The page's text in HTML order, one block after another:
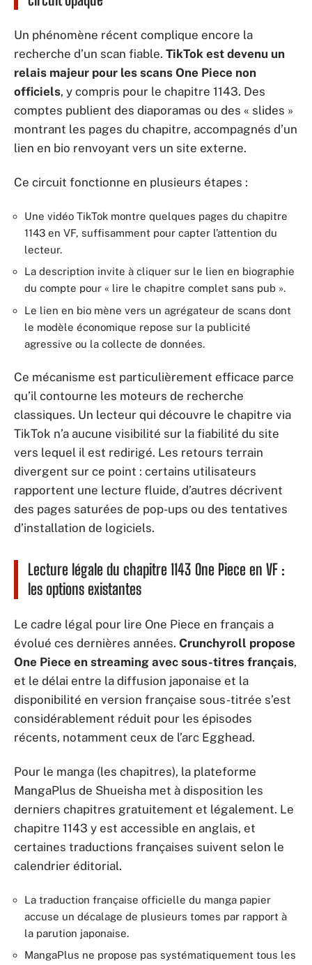
Un phénomène récent complique encore la
recherche d’un scan fiable. TikTok est devenu un
relais majeur pour les scans One Piece non
officiels, y compris pour le chapitre 1143. Des
comptes publient des diaporamas ou des « slides »
montrant les pages du chapitre, accompagnés d’un
lien en bio renvoyant vers un site externe.
Ce circuit fonctionne en plusieurs étapes :
Une vidéo TikTok montre quelques pages du chapitre
1143 en VF, suffisamment pour capter l’attention du
lecteur.
La description invite à cliquer sur le lien en biographie
du compte pour « lire le chapitre complet sans pub ».
Le lien en bio mène vers un agrégateur de scans dont
le modèle économique repose sur la publicité
agressive ou la collecte de données.
Ce mécanisme est particulièrement efficace parce
qu’il contourne les moteurs de recherche
classiques. Un lecteur qui découvre le chapitre via
TikTok n’a aucune visibilité sur la fiabilité du site
vers lequel il est redirigé. Les retours terrain
divergent sur ce point : certains utilisateurs
rapportent une lecture fluide, d’autres décrivent
des pages saturées de pop-ups ou des tentatives
d’installation de logiciels.
Lecture légale du chapitre 1143 One Piece en VF :
les options existantes
Le cadre légal pour lire One Piece en français a
évolué ces dernières années. Crunchyroll propose
One Piece en streaming avec sous-titres français,
et le délai entre la diffusion japonaise et la
disponibilité en version française sous-titrée s’est
considérablement réduit pour les épisodes
récents, notamment ceux de l’arc Egghead.
Pour le manga (les chapitres), la plateforme
MangaPlus de Shueisha met à disposition les
derniers chapitres gratuitement et légalement. Le
chapitre 1143 y est accessible en anglais, et
certaines traductions françaises suivent selon le
calendrier éditorial.
La traduction française officielle du manga papier
accuse un décalage de plusieurs tomes par rapport à
la parution japonaise.
MangaPlus ne propose pas systématiquement tous les